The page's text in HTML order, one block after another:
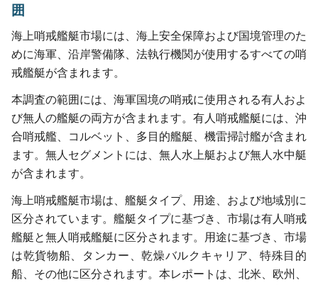
囲
海上哨戒艦艇市場には、海上安全保障および国境管理のた
めに海軍、沿岸警備隊、法執行機関が使用するすべての哨
戒艦艇が含まれます。
本調査の範囲には、海軍国境の哨戒に使用される有人およ
び無人の艦艇の両方が含まれます。有人哨戒艦艇には、沖
合哨戒艦、コルベット、多目的艦艇、機雷掃討艦が含まれ
ます。無人セグメントには、無人水上艇および無人水中艇
が含まれます。
海上哨戒艦艇市場は、艦艇タイプ、用途、および地域別に
区分されています。艦艇タイプに基づき、市場は有人哨戒
艦艇と無人哨戒艦艇に区分されます。用途に基づき、市場
は乾貨物船、タンカー、乾燥バルクキャリア、特殊目的
船、その他に区分されます。本レポートは、北米、欧州、